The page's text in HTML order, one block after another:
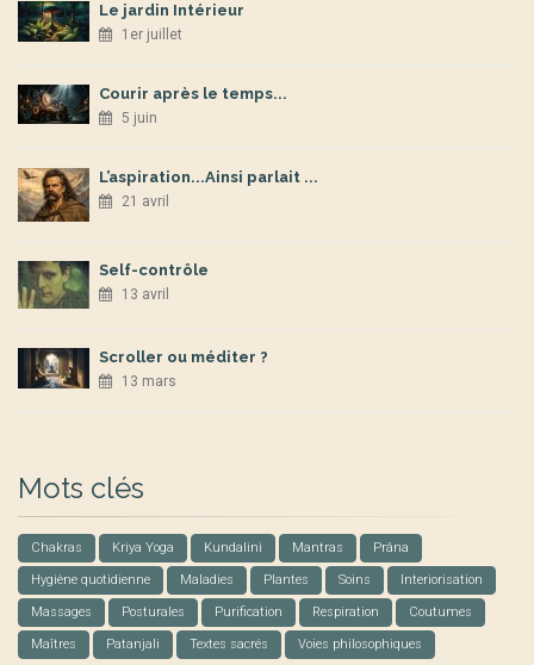
Le jardin Intérieur
1er juillet
Courir après le temps...
5 juin
L’aspiration...Ainsi parlait ...
21 avril
Self-contrôle
13 avril
Scroller ou méditer ?
13 mars
Mots clés
Chakras Kriya Yoga Kundalini Mantras Prâna
Hygiène quotidienne Maladies Plantes Soins Interiorisation
Massages Posturales Purification Respiration Coutumes
Maîtres Patanjali Textes sacrés Voies philosophiques